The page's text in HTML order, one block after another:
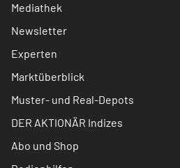
Mediathek
Newsletter
Experten
Marktüberblick
Muster- und Real-Depots
DER AKTIONÄR Indizes
Abo und Shop